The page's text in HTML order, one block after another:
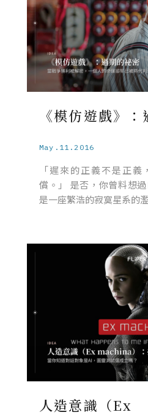
《模仿遊戲》
May.11.2016
「遲來的正義不是正
償。」 是否，你曾料想
是一座繁浩的寂寞星系的
人造意識（Ex